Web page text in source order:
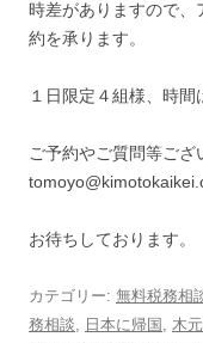
時差がありますので、
約を承ります。
１日限定４組様、時間
ご予約やご質問等ご
お待ちしております。
カテゴリー: 無料税務相
務相談, 日本に帰国 , 木